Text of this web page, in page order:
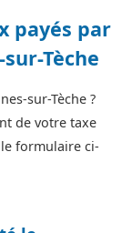
payés par
Tèche
sur-Tèche ?
de votre taxe
formulaire ci-